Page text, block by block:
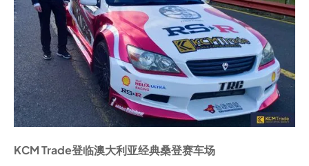
KCM Trade登临澳大利亚经典桑登赛车场